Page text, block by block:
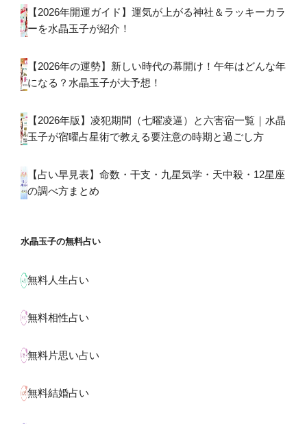
【2026年開運ガイド】運気が上がる神社＆ラッキーカラ
ーを水晶玉子が紹介！
【2026年の運勢】新しい時代の幕開け！午年はどんな年
になる？水晶玉子が大予想！
【2026年版】凌犯期間（七曜凌逼）と六害宿一覧｜水晶
玉子が宿曜占星術で教える要注意の時期と過ごし方
【占い早見表】命数・干支・九星気学・天中殺・12星座
の調べ方まとめ
水晶玉子の無料占い
無料人生占い
無料相性占い
無料片思い占い
無料結婚占い